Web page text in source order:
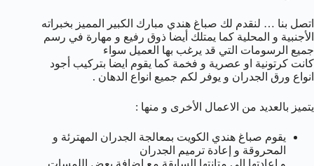
اتصل بنا … لنقدم لك صباغ هندي مبارك الكبير المميز بخبراته
الأجنبية و المحلية كما يمتلك أيضا ذوق رفيع و مهارة في رسم
جميع الرسومات التي قد يرغب بها العميل سواء
كانت كرتونية او عصرية و فخمة كما يقوم ايضا بتركيب أجود
انواع ورق الجدران و يوفر لكم جميع انواع الدهان .
يتميز بالعديد من الاعمال الأخرى و منها :
يقوم صباغ هندي الكويت بمعالجة الجدران المهترئة و
المحروقة و إعادة ترميم الجدران
و إعادتها إلى متانتها السابقة مع إضافة بعض اللمسات